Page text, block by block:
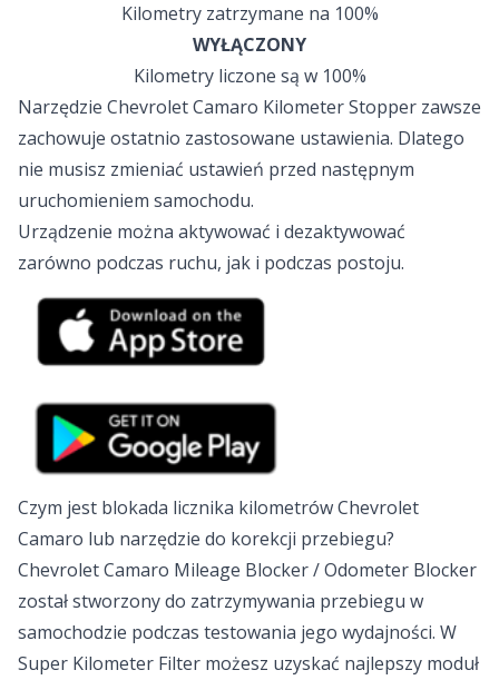
Kilometry zatrzymane na 100%
WYŁĄCZONY
Kilometry liczone są w 100%
Narzędzie Chevrolet Camaro Kilometer Stopper zawsze
zachowuje ostatnio zastosowane ustawienia. Dlatego
nie musisz zmieniać ustawień przed następnym
uruchomieniem samochodu.
Urządzenie można aktywować i dezaktywować
zarówno podczas ruchu, jak i podczas postoju.
Czym jest blokada licznika kilometrów Chevrolet
Camaro lub narzędzie do korekcji przebiegu?
Chevrolet Camaro Mileage Blocker / Odometer Blocker
został stworzony do zatrzymywania przebiegu w
samochodzie podczas testowania jego wydajności. W
Super Kilometer Filter możesz uzyskać najlepszy moduł